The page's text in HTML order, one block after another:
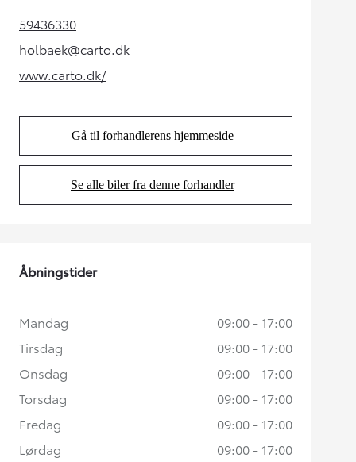
59436330(Opens in new tab)
holbaek@carto.dk
(Opens in new tab)
www.carto.dk/(Opens in new tab)
Gå til forhandlerens hjemmeside
(Opens in new tab)
Se alle biler fra denne forhandler
(Opens in new tab)
Åbningstider
Mandag
09:00 - 17:00
Tirsdag
09:00 - 17:00
Onsdag
09:00 - 17:00
Torsdag
09:00 - 17:00
Fredag
09:00 - 17:00
Lørdag
09:00 - 17:00